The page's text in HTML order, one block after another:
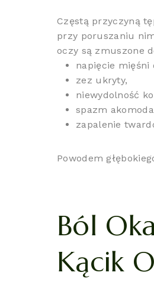
Częstą przyczyną
przy poruszaniu
oczy są zmuszone
napięcie mięśni
zez ukryty,
niewydolność
spazm
zapalenie
Powodem
Ból
Kącik